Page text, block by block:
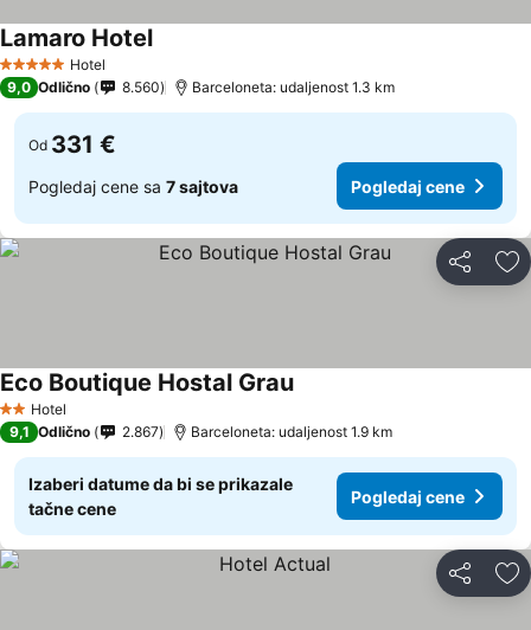
5 ZvezdiceHotel
Lamaro Hotel
9,0 Odlično 8.560 Barceloneta: udaljenost 1.3 km
Od 331 €
Pogledaj cene sa 7 sajtova Pogledaj cene
Deli
2 Zvezdice
Hotel
Eco Boutique Hostal Grau
9,1 Odlično 2.867 Barceloneta: udaljenost 1.9 km
Izaberi datume da bi se prikazale
tačne cene
Pogledaj cene
Deli